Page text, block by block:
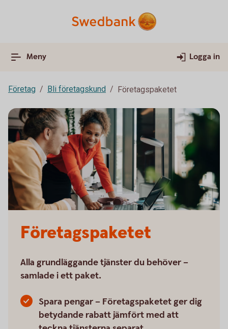
Meny Logga in
Företag Bli företagskund Företagspaketet
Företagspaketet
Alla grundläggande tjänster du behöver –
samlade i ett paket.
Spara pengar – Företagspaketet ger dig
betydande rabatt jämfört med att